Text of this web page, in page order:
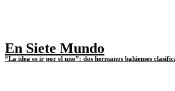
En Siete Mundo
“La idea es ir por el uno”: dos hermanos bahienses